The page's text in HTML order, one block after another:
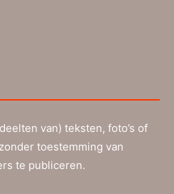
van) teksten, foto’s of
toestemming van
te publiceren.